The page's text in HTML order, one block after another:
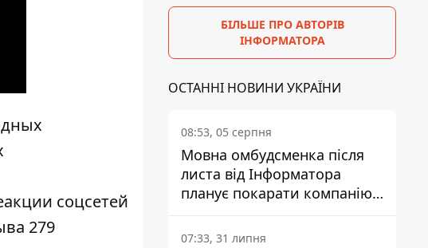
соцсетей
279
БІЛЬШЕ ПРО АВТОРІВ
ІНФОРМАТОРА
ОСТАННІ НОВИНИ УКРАЇНИ
08:53, 05 серпня
Мовна омбудсменка після
листа від Інформатора
планує покарати компанію-
підрядника ПриватБанку
07:33, 31 липня